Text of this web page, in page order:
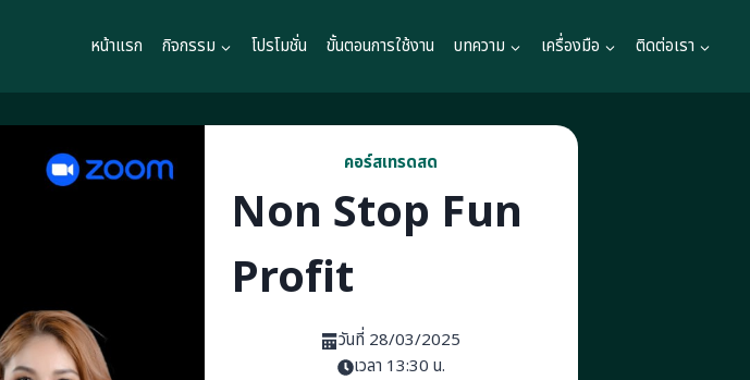
หน้าแรก กิจกรรม โปรโมชั่น ขั้นตอนการใช้งาน บทความ เครื่องมือ ติดต่อเรา
คอร์สเทรดสด
Non Stop Fun
Profit
วันที่ 28/03/2025
เวลา 13:30 น.